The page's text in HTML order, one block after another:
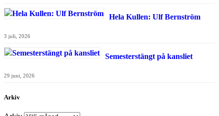
Hela Kullen: Ulf Bernström
3 juli, 2026
Semesterstängt på kansliet
29 juni, 2026
Arkiv